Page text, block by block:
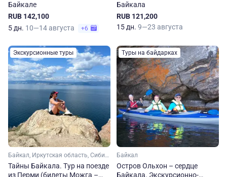
Байкале
RUB 142,100
5 дн. 10—14 августа +6
Байкала
RUB 121,200
15 дн. 9—23 августа
Экскурсионные туры
Байкал, Иркутская область, Сибирь
Тайны Байкала. Тур на поезде
из Перми (билеты Можга –
Туры на байдарках
Байкал
Остров Ольхон – сердце
Байкала. Экскурсионно-